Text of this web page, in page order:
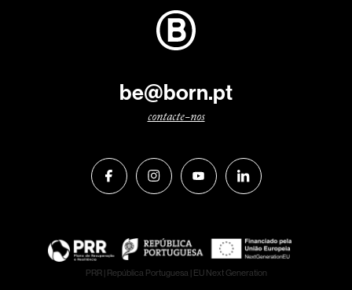
be@born.pt
contacte-nos
PRR| República Portuguesa | EU Next Generation